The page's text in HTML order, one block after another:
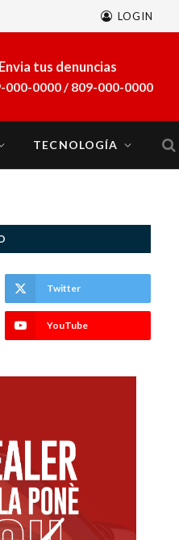
LOGIN
Envia tus denuncias
000-0000 / 809-000-0000
TECNOLOGÍA
Twitter
YouTube